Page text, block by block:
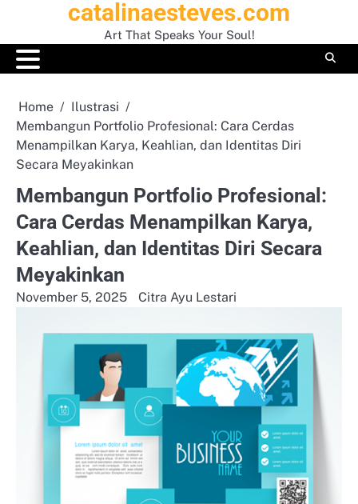
content
catalinaesteves.com
Art That Speaks Your Soul!
Home
Ilustrasi
Membangun Portfolio Profesional: Cara Cerdas
Menampilkan Karya, Keahlian, dan Identitas Diri
Secara Meyakinkan
Membangun Portfolio Profesional:
Cara Cerdas Menampilkan Karya,
Keahlian, dan Identitas Diri Secara
Meyakinkan
November 5, 2025 Citra Ayu Lestari